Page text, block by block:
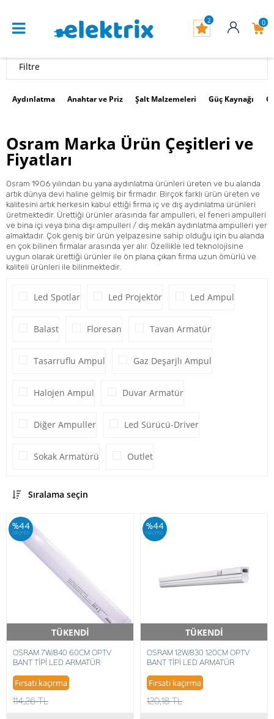
0
2
Filtre
Aydınlatma Anahtar ve Priz Şalt Malzemeleri Güç Kaynağı
Osram Marka Ürün Çeşitleri ve
Fiyatları
Osram 1906 yılından bu yana aydınlatma ürünleri üreten ve bu alanda
artık dünya devi haline gelmiş bir firmadır. Birçok farklı ürün üreten ve
kalitesini artık herkesin kabul ettiği firma iç ve dış aydınlatma ürünleri
üretmektedir. Ürettiği ürünler arasında far ampulleri, el feneri ampulleri
ve bina içi veya bina dışı ampulleri / dış mekân aydınlatma ampulleri yer
almaktadır. Çok geniş bir ürün yelpazesine sahip olduğu için bu alanda
en çok bilinen firmalar arasında yer alır. Özellikle led teknolojisine
uygun olarak ürettiği ürünler ile ön plana çıkan firma uzun ömürlü ve
kaliteli ürünleri ile bilinmektedir
Led Spotlar Led Projektör Led Ampul
Balast Floresan Tavan Armatür
Tasarruflu Ampul Gaz Deşarjlı Ampul
Halojen Ampul Duvar Armatür
Diğer Ampuller Led Sürücü-Driver
Sokak Armatürü Outlet
Sıralama seçin
%44
iskonto
TÜKENDİ
Hızlı Teslimat
OSRAM 7W/840 60CM OPTV
BANT TİPİ LED ARMATÜR
Fırsatı kaçırma
114,26 TL
%44
iskonto
TÜKENDİ
Hızlı Teslimat
OSRAM 12W/830 120CM OPTV
BANT TİPİ LED ARMATÜR
Fırsatı kaçırma
120,18 TL